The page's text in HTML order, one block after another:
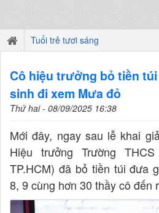
Tuổi trẻ tươi sáng
Cô hiệu trưởng bỏ tiền
sinh đi xem Mưa đỏ
Thứ hai - 08/09/2025 16:38
Mới đây, ngay sau lễ khai
Hiệu trưởng Trường
TP.HCM) đã bỏ tiền túi đưa
8, 9 cùng hơn 30 thầy cô đến